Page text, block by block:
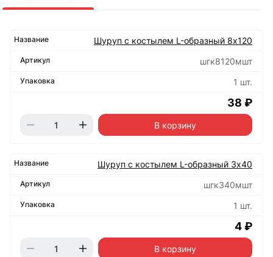
Шуруп с костылем L-образный 8х120
шгк8120мшт
1 шт.
38 ₽
В корзину
Шуруп с костылем L-образный 3х40
шгк340мшт
1 шт.
4 ₽
В корзину